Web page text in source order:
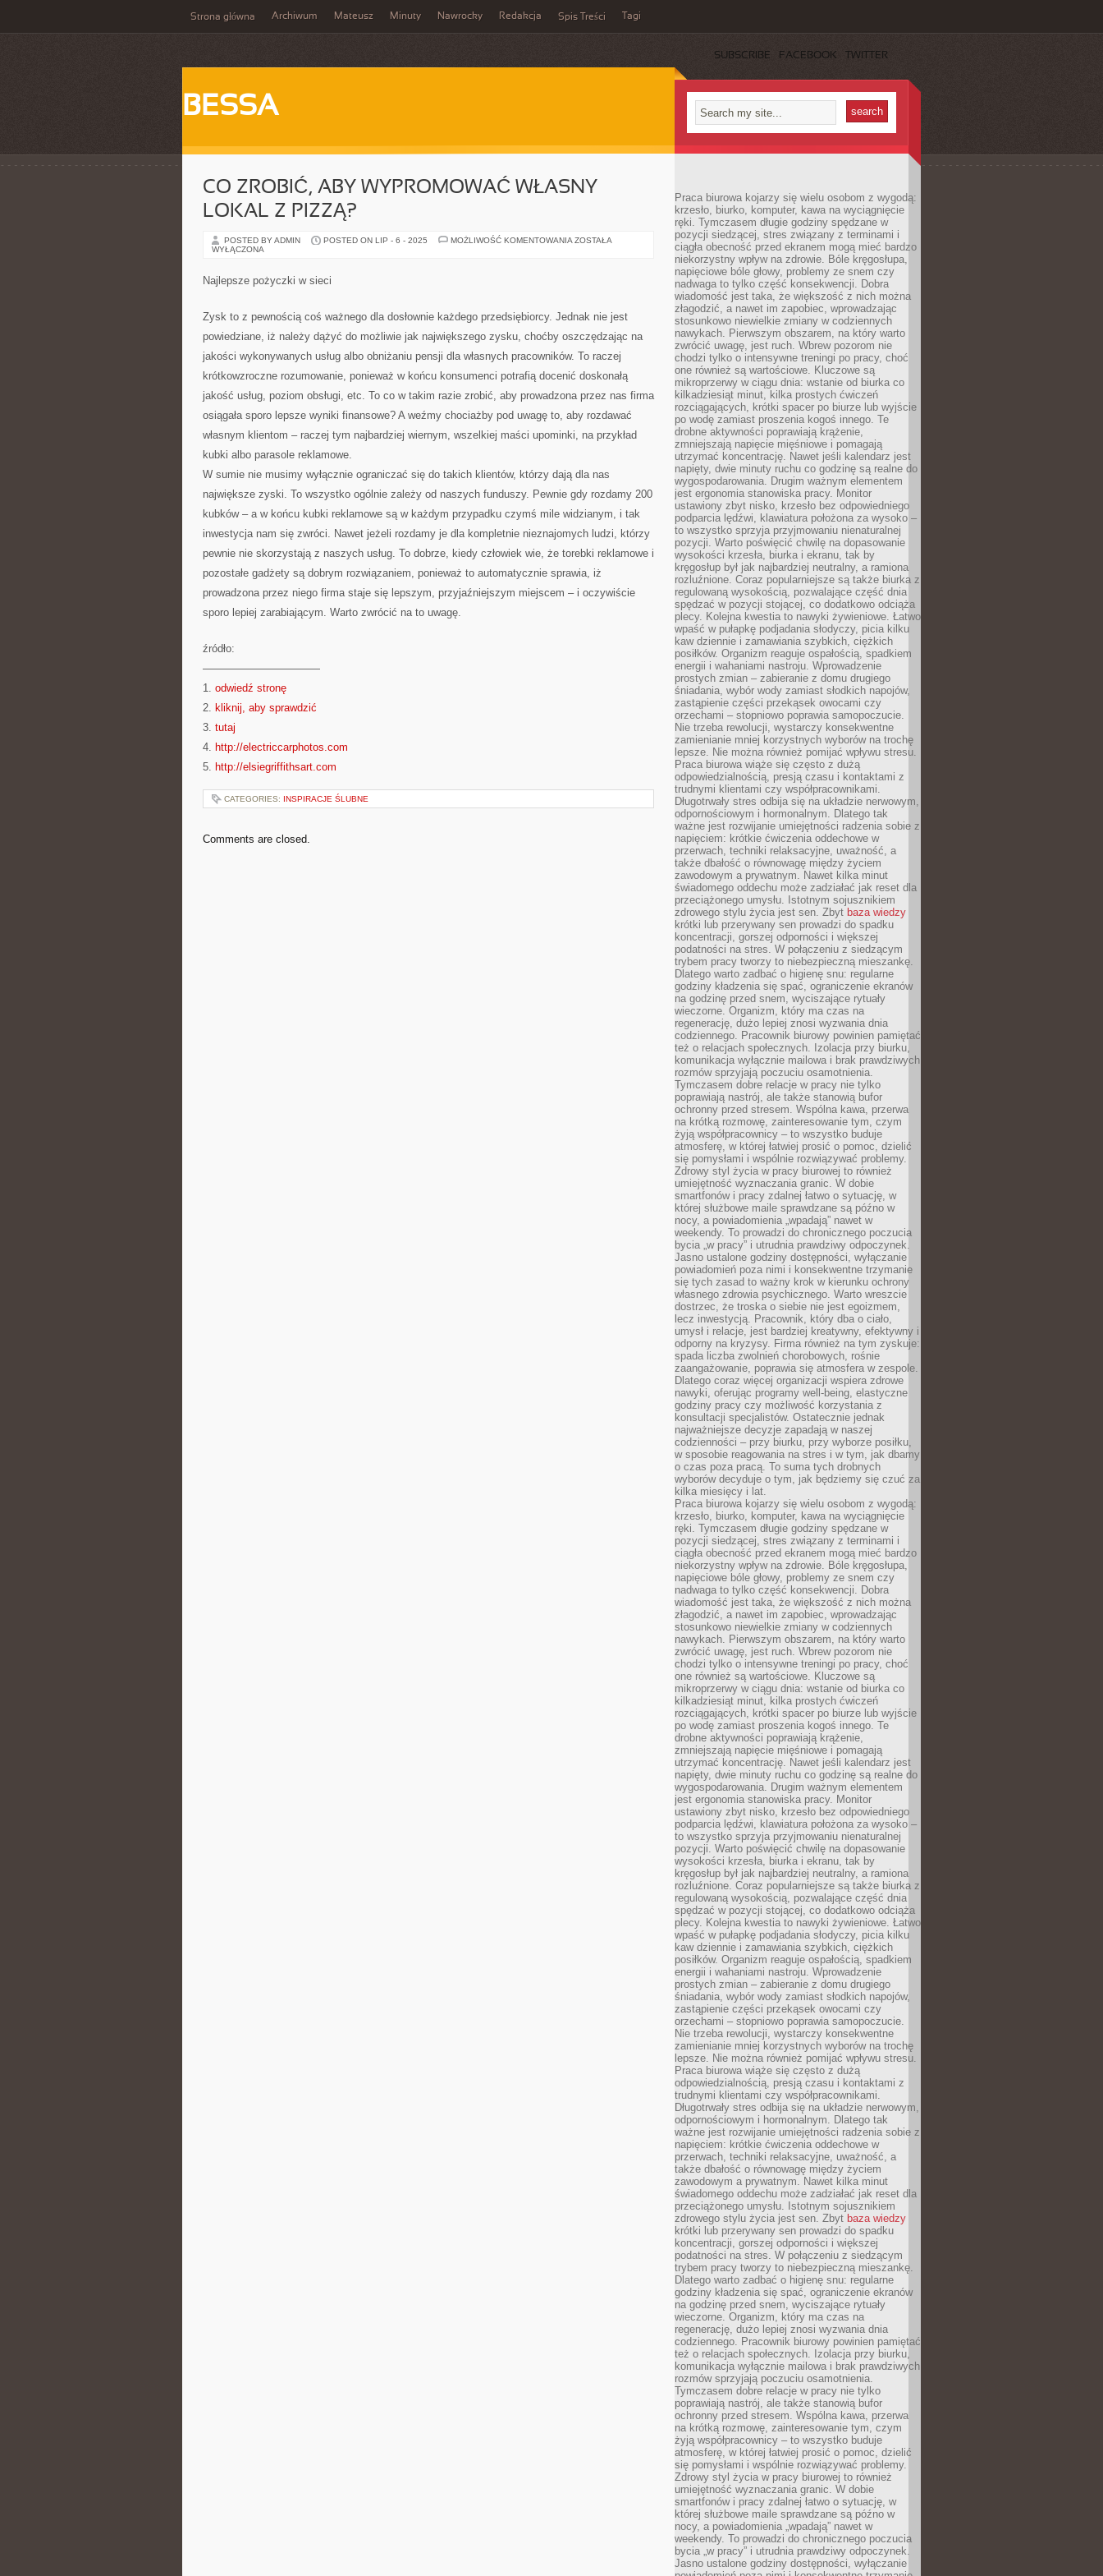
Strona główna Archiwum Mateusz Minuty Nawrocky Redakcja Spis Treści Tagi
SUBSCRIBE FACEBOOK TWITTER
BESSA
CO ZROBIĆ, ABY WYPROMOWAĆ WŁASNY
LOKAL Z PIZZĄ?
POSTED BY ADMIN POSTED ON LIP - 6 - 2025 MOŻLIWOŚĆ KOMENTOWANIA CO
ZOSTAŁA
WYŁĄCZONA
Najlepsze pożyczki w sieci
Zysk to z pewnością coś ważnego dla dosłownie każdego przedsiębiorcy. Jednak nie jest
powiedziane, iż należy dążyć do możliwie jak największego zysku, choćby oszczędzając na
jakości wykonywanych usług albo obniżaniu pensji dla własnych pracowników. To raczej
krótkowzroczne rozumowanie, ponieważ w końcu konsumenci potrafią docenić doskonałą
jakość usług, poziom obsługi, etc. To co w takim razie zrobić, aby prowadzona przez nas firma
osiągała sporo lepsze wyniki finansowe? A weźmy chociażby pod uwagę to, aby rozdawać
własnym klientom – raczej tym najbardziej wiernym, wszelkiej maści upominki, na przykład
kubki albo parasole reklamowe.
W sumie nie musimy wyłącznie ograniczać się do takich klientów, którzy dają dla nas
największe zyski. To wszystko ogólnie zależy od naszych funduszy. Pewnie gdy rozdamy 200
kubków – a w końcu kubki reklamowe są w każdym przypadku czymś mile widzianym, i tak
inwestycja nam się zwróci. Nawet jeżeli rozdamy je dla kompletnie nieznajomych ludzi, którzy
pewnie nie skorzystają z naszych usług. To dobrze, kiedy człowiek wie, że torebki reklamowe i
pozostałe gadżety są dobrym rozwiązaniem, ponieważ to automatycznie sprawia, iż
prowadzona przez niego firma staje się lepszym, przyjaźniejszym miejscem – i oczywiście
sporo lepiej zarabiającym. Warto zwrócić na to uwagę.
źródło:
———————————
1. odwiedź stronę
2. kliknij, aby sprawdzić
3. tutaj
4. http://electriccarphotos.com
5. http://elsiegriffithsart.com
CATEGORIES: INSPIRACJE ŚLUBNE
Comments are closed.
Praca biurowa kojarzy się wielu osobom z wygodą:
krzesło, biurko, komputer, kawa na wyciągnięcie
ręki. Tymczasem długie godziny spędzane w
pozycji siedzącej, stres związany z terminami i
ciągła obecność przed ekranem mogą mieć bardzo
niekorzystny wpływ na zdrowie. Bóle kręgosłupa,
napięciowe bóle głowy, problemy ze snem czy
nadwaga to tylko część konsekwencji. Dobra
wiadomość jest taka, że większość z nich można
złagodzić, a nawet im zapobiec, wprowadzając
stosunkowo niewielkie zmiany w codziennych
nawykach. Pierwszym obszarem, na który warto
zwrócić uwagę, jest ruch. Wbrew pozorom nie
chodzi tylko o intensywne treningi po pracy, choć
one również są wartościowe. Kluczowe są
mikroprzerwy w ciągu dnia: wstanie od biurka co
kilkadziesiąt minut, kilka prostych ćwiczeń
rozciągających, krótki spacer po biurze lub wyjście
po wodę zamiast proszenia kogoś innego. Te
drobne aktywności poprawiają krążenie,
zmniejszają napięcie mięśniowe i pomagają
utrzymać koncentrację. Nawet jeśli kalendarz jest
napięty, dwie minuty ruchu co godzinę są realne do
wygospodarowania. Drugim ważnym elementem
jest ergonomia stanowiska pracy. Monitor
ustawiony zbyt nisko, krzesło bez odpowiedniego
podparcia lędźwi, klawiatura położona za wysoko –
to wszystko sprzyja przyjmowaniu nienaturalnej
pozycji. Warto poświęcić chwilę na dopasowanie
wysokości krzesła, biurka i ekranu, tak by
kręgosłup był jak najbardziej neutralny, a ramiona
rozluźnione. Coraz popularniejsze są także biurka z
regulowaną wysokością, pozwalające część dnia
spędzać w pozycji stojącej, co dodatkowo odciąża
plecy. Kolejna kwestia to nawyki żywieniowe. Łatwo
wpaść w pułapkę podjadania słodyczy, picia kilku
kaw dziennie i zamawiania szybkich, ciężkich
posiłków. Organizm reaguje ospałością, spadkiem
energii i wahaniami nastroju. Wprowadzenie
prostych zmian – zabieranie z domu drugiego
śniadania, wybór wody zamiast słodkich napojów,
zastąpienie części przekąsek owocami czy
orzechami – stopniowo poprawia samopoczucie.
Nie trzeba rewolucji, wystarczy konsekwentne
zamienianie mniej korzystnych wyborów na trochę
lepsze. Nie można również pomijać wpływu stresu.
Praca biurowa wiąże się często z dużą
odpowiedzialnością, presją czasu i kontaktami z
trudnymi klientami czy współpracownikami.
Długotrwały stres odbija się na układzie nerwowym,
odpornościowym i hormonalnym. Dlatego tak
ważne jest rozwijanie umiejętności radzenia sobie z
napięciem: krótkie ćwiczenia oddechowe w
przerwach, techniki relaksacyjne, uważność, a
także dbałość o równowagę między życiem
zawodowym a prywatnym. Nawet kilka minut
świadomego oddechu może zadziałać jak reset dla
przeciążonego umysłu. Istotnym sojusznikiem
zdrowego stylu życia jest sen. Zbyt baza wiedzy
krótki lub przerywany sen prowadzi do spadku
koncentracji, gorszej odporności i większej
podatności na stres. W połączeniu z siedzącym
trybem pracy tworzy to niebezpieczną mieszankę.
Dlatego warto zadbać o higienę snu: regularne
godziny kładzenia się spać, ograniczenie ekranów
na godzinę przed snem, wyciszające rytuały
wieczorne. Organizm, który ma czas na
regenerację, dużo lepiej znosi wyzwania dnia
codziennego. Pracownik biurowy powinien pamiętać
też o relacjach społecznych. Izolacja przy biurku,
komunikacja wyłącznie mailowa i brak prawdziwych
rozmów sprzyjają poczuciu osamotnienia.
Tymczasem dobre relacje w pracy nie tylko
poprawiają nastrój, ale także stanowią bufor
ochronny przed stresem. Wspólna kawa, przerwa
na krótką rozmowę, zainteresowanie tym, czym
żyją współpracownicy – to wszystko buduje
atmosferę, w której łatwiej prosić o pomoc, dzielić
się pomysłami i wspólnie rozwiązywać problemy.
Zdrowy styl życia w pracy biurowej to również
umiejętność wyznaczania granic. W dobie
smartfonów i pracy zdalnej łatwo o sytuację, w
której służbowe maile sprawdzane są późno w
nocy, a powiadomienia „wpadają” nawet w
weekendy. To prowadzi do chronicznego poczucia
bycia „w pracy” i utrudnia prawdziwy odpoczynek.
Jasno ustalone godziny dostępności, wyłączanie
powiadomień poza nimi i konsekwentne trzymanie
się tych zasad to ważny krok w kierunku ochrony
własnego zdrowia psychicznego. Warto wreszcie
dostrzec, że troska o siebie nie jest egoizmem,
lecz inwestycją. Pracownik, który dba o ciało,
umysł i relacje, jest bardziej kreatywny, efektywny i
odporny na kryzysy. Firma również na tym zyskuje:
spada liczba zwolnień chorobowych, rośnie
zaangażowanie, poprawia się atmosfera w zespole.
Dlatego coraz więcej organizacji wspiera zdrowe
nawyki, oferując programy well-being, elastyczne
godziny pracy czy możliwość korzystania z
konsultacji specjalistów. Ostatecznie jednak
najważniejsze decyzje zapadają w naszej
codzienności – przy biurku, przy wyborze posiłku,
w sposobie reagowania na stres i w tym, jak dbamy
o czas poza pracą. To suma tych drobnych
wyborów decyduje o tym, jak będziemy się czuć za
kilka miesięcy i lat.
Praca biurowa kojarzy się wielu osobom z wygodą:
krzesło, biurko, komputer, kawa na wyciągnięcie
ręki. Tymczasem długie godziny spędzane w
pozycji siedzącej, stres związany z terminami i
ciągła obecność przed ekranem mogą mieć bardzo
niekorzystny wpływ na zdrowie. Bóle kręgosłupa,
napięciowe bóle głowy, problemy ze snem czy
nadwaga to tylko część konsekwencji. Dobra
wiadomość jest taka, że większość z nich można
złagodzić, a nawet im zapobiec, wprowadzając
stosunkowo niewielkie zmiany w codziennych
nawykach. Pierwszym obszarem, na który warto
zwrócić uwagę, jest ruch. Wbrew pozorom nie
chodzi tylko o intensywne treningi po pracy, choć
one również są wartościowe. Kluczowe są
mikroprzerwy w ciągu dnia: wstanie od biurka co
kilkadziesiąt minut, kilka prostych ćwiczeń
rozciągających, krótki spacer po biurze lub wyjście
po wodę zamiast proszenia kogoś innego. Te
drobne aktywności poprawiają krążenie,
zmniejszają napięcie mięśniowe i pomagają
utrzymać koncentrację. Nawet jeśli kalendarz jest
napięty, dwie minuty ruchu co godzinę są realne do
wygospodarowania. Drugim ważnym elementem
jest ergonomia stanowiska pracy. Monitor
ustawiony zbyt nisko, krzesło bez odpowiedniego
podparcia lędźwi, klawiatura położona za wysoko –
to wszystko sprzyja przyjmowaniu nienaturalnej
pozycji. Warto poświęcić chwilę na dopasowanie
wysokości krzesła, biurka i ekranu, tak by
kręgosłup był jak najbardziej neutralny, a ramiona
rozluźnione. Coraz popularniejsze są także biurka z
regulowaną wysokością, pozwalające część dnia
spędzać w pozycji stojącej, co dodatkowo odciąża
plecy. Kolejna kwestia to nawyki żywieniowe. Łatwo
wpaść w pułapkę podjadania słodyczy, picia kilku
kaw dziennie i zamawiania szybkich, ciężkich
posiłków. Organizm reaguje ospałością, spadkiem
energii i wahaniami nastroju. Wprowadzenie
prostych zmian – zabieranie z domu drugiego
śniadania, wybór wody zamiast słodkich napojów,
zastąpienie części przekąsek owocami czy
orzechami – stopniowo poprawia samopoczucie.
Nie trzeba rewolucji, wystarczy konsekwentne
zamienianie mniej korzystnych wyborów na trochę
lepsze. Nie można również pomijać wpływu stresu.
Praca biurowa wiąże się często z dużą
odpowiedzialnością, presją czasu i kontaktami z
trudnymi klientami czy współpracownikami.
Długotrwały stres odbija się na układzie nerwowym,
odpornościowym i hormonalnym. Dlatego tak
ważne jest rozwijanie umiejętności radzenia sobie z
napięciem: krótkie ćwiczenia oddechowe w
przerwach, techniki relaksacyjne, uważność, a
także dbałość o równowagę między życiem
zawodowym a prywatnym. Nawet kilka minut
świadomego oddechu może zadziałać jak reset dla
przeciążonego umysłu. Istotnym sojusznikiem
zdrowego stylu życia jest sen. Zbyt baza wiedzy
krótki lub przerywany sen prowadzi do spadku
koncentracji, gorszej odporności i większej
podatności na stres. W połączeniu z siedzącym
trybem pracy tworzy to niebezpieczną mieszankę.
Dlatego warto zadbać o higienę snu: regularne
godziny kładzenia się spać, ograniczenie ekranów
na godzinę przed snem, wyciszające rytuały
wieczorne. Organizm, który ma czas na
regenerację, dużo lepiej znosi wyzwania dnia
codziennego. Pracownik biurowy powinien pamiętać
też o relacjach społecznych. Izolacja przy biurku,
komunikacja wyłącznie mailowa i brak prawdziwych
rozmów sprzyjają poczuciu osamotnienia.
Tymczasem dobre relacje w pracy nie tylko
poprawiają nastrój, ale także stanowią bufor
ochronny przed stresem. Wspólna kawa, przerwa
na krótką rozmowę, zainteresowanie tym, czym
żyją współpracownicy – to wszystko buduje
atmosferę, w której łatwiej prosić o pomoc, dzielić
się pomysłami i wspólnie rozwiązywać problemy.
Zdrowy styl życia w pracy biurowej to również
umiejętność wyznaczania granic. W dobie
smartfonów i pracy zdalnej łatwo o sytuację, w
której służbowe maile sprawdzane są późno w
nocy, a powiadomienia „wpadają” nawet w
weekendy. To prowadzi do chronicznego poczucia
bycia „w pracy” i utrudnia prawdziwy odpoczynek.
Jasno ustalone godziny dostępności, wyłączanie